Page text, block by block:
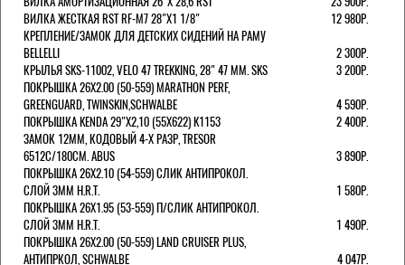
ВИЛКА ЖЕСТКАЯ RST RF-M7 28"Х1 1/8"
12 980Р.
КРЕПЛЕНИЕ/ЗАМОК ДЛЯ ДЕТСКИХ СИДЕНИЙ НА РАМУ
BELLELLI
2 300Р.
КРЫЛЬЯ SKS-11002, VELO 47 TREKKING, 28" 47 ММ. SKS
3 200Р.
ПОКРЫШКА 26X2.00 (50-559) MARATHON PERF,
GREENGUARD, TWINSKIN,SCHWALBE
4 590Р.
ПОКРЫШКА KENDA 29"Х2,10 (55X622) K1153
2 400Р.
ЗАМОК 12ММ, КОДОВЫЙ 4-Х РАЗР, TRESOR
6512C/180СМ. ABUS
3 890Р.
ПОКРЫШКА 26X2.10 (54-559) СЛИК АНТИПРОКОЛ.
СЛОЙ 3ММ H.R.T.
1 580Р.
ПОКРЫШКА 26X1.95 (53-559) П/СЛИК АНТИПРОКОЛ.
СЛОЙ 3ММ H.R.T.
1 490Р.
ПОКРЫШКА 26X2.00 (50-559) LAND CRUISER PLUS,
АНТИПРКОЛ, SCHWALBE
4 047Р.